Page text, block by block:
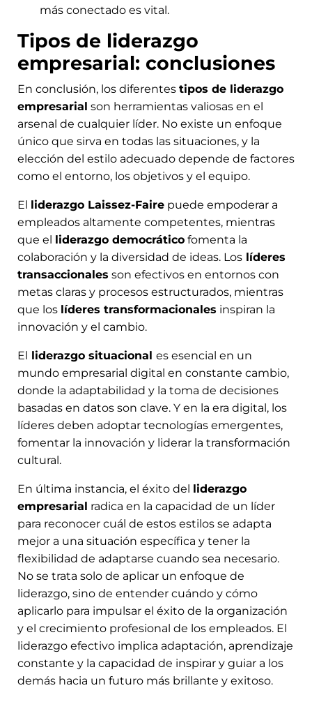
más conectado es vital.
Tipos de liderazgo
empresarial: conclusiones
En conclusión, los diferentes tipos de liderazgo
empresarial son herramientas valiosas en el
arsenal de cualquier líder. No existe un enfoque
único que sirva en todas las situaciones, y la
elección del estilo adecuado depende de factores
como el entorno, los objetivos y el equipo.
El liderazgo Laissez-Faire puede empoderar a
empleados altamente competentes, mientras
que el liderazgo democrático fomenta la
colaboración y la diversidad de ideas. Los líderes
transaccionales son efectivos en entornos con
metas claras y procesos estructurados, mientras
que los líderes transformacionales inspiran la
innovación y el cambio.
El liderazgo situacional es esencial en un
mundo empresarial digital en constante cambio,
donde la adaptabilidad y la toma de decisiones
basadas en datos son clave. Y en la era digital, los
líderes deben adoptar tecnologías emergentes,
fomentar la innovación y liderar la transformación
cultural.
En última instancia, el éxito del liderazgo
empresarial radica en la capacidad de un líder
para reconocer cuál de estos estilos se adapta
mejor a una situación específica y tener la
flexibilidad de adaptarse cuando sea necesario.
No se trata solo de aplicar un enfoque de
liderazgo, sino de entender cuándo y cómo
aplicarlo para impulsar el éxito de la organización
y el crecimiento profesional de los empleados. El
liderazgo efectivo implica adaptación, aprendizaje
constante y la capacidad de inspirar y guiar a los
demás hacia un futuro más brillante y exitoso.